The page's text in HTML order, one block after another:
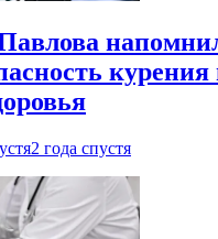
курения
2 года спустя